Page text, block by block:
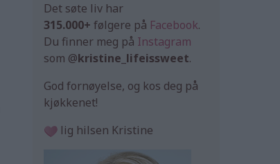
Det søte liv har
315.000+ følgere på Facebook.
Du finner meg på Instagram
som @kristine_lifeissweet.
God fornøyelse, og kos deg på
kjøkkenet!
lig hilsen Kristine